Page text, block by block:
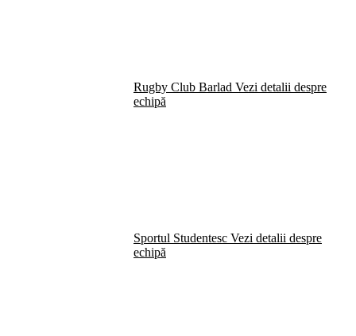
Rugby Club Barlad Vezi detalii despre
echipă
Sportul Studentesc Vezi detalii despre
echipă